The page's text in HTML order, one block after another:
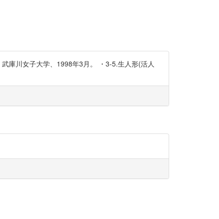
庫川女子大学、1998年3月。 ・3-5.生人形(活人